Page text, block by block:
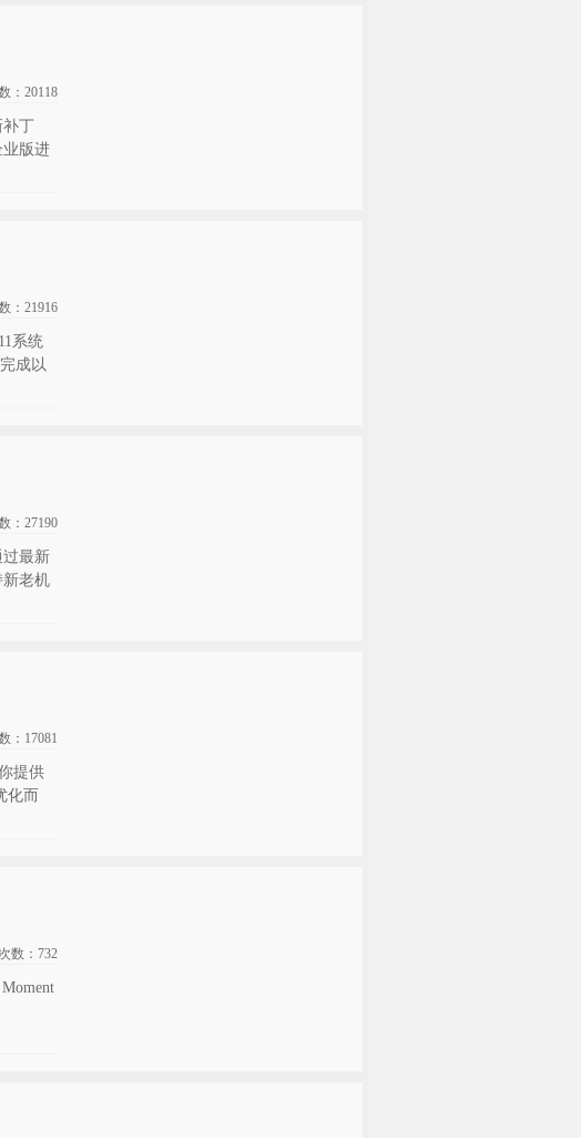
： 20118
补丁
业版进
： 21916
系统
成以
： 27190
过最新
新老机
： 17081
提供
化而
数： 732